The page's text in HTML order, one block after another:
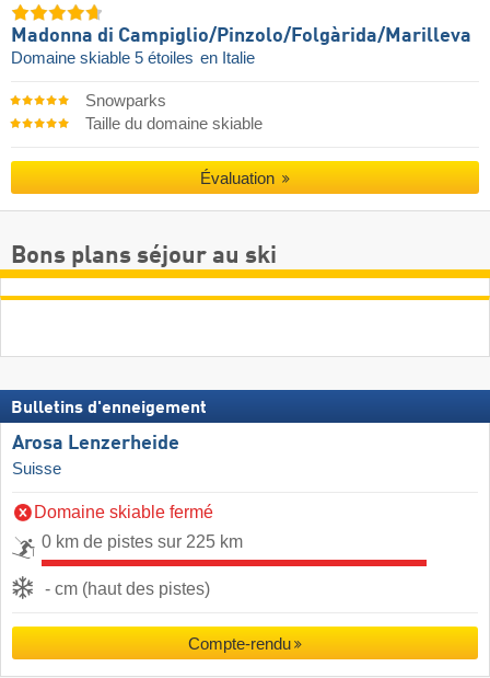
Madonna di Campiglio/​Pinzolo/​Folgàrida/​Marilleva
Domaine skiable 5 étoiles en Italie
Snowparks
Taille du domaine skiable
Évaluation
Bons plans séjour au ski
Bulletins d'enneigement
Arosa Lenzerheide
Suisse
Domaine skiable fermé
0 km de pistes sur 225 km
- cm (haut des pistes)
Compte-rendu